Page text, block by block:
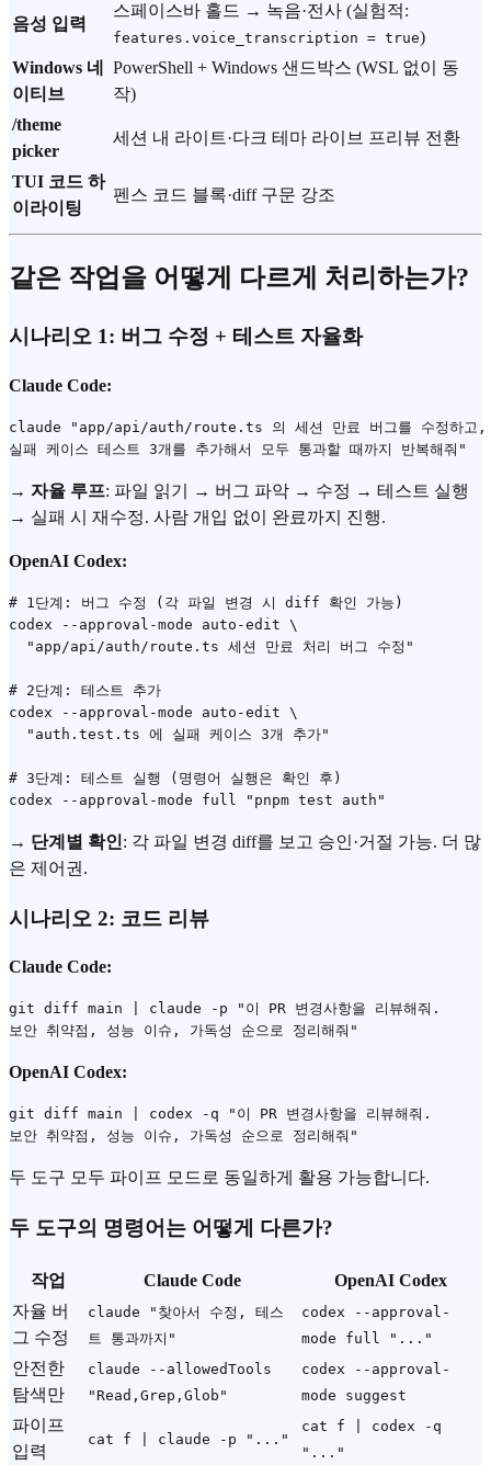
음성 입력
스페이스바 홀드 → 녹음·전사 (실험적:
features.voice_transcription = true)
Windows 네
이티브
PowerShell + Windows 샌드박스 (WSL 없이 동
작)
/theme
picker
세션 내 라이트·다크 테마 라이브 프리뷰 전환
TUI 코드 하
이라이팅
펜스 코드 블록·diff 구문 강조
같은 작업을 어떻게 다르게 처리하는가?
시나리오 1: 버그 수정 + 테스트 자율화
Claude Code:
claude "app/api/auth/route.ts 의 세션 만료 버그를 수정하고,
→ 자율 루프: 파일 읽기 → 버그 파악 → 수정 → 테스트 실행
→ 실패 시 재수정. 사람 개입 없이 완료까지 진행.
OpenAI Codex:
# 1단계: 버그 수정 (각 파일 변경 시 diff 확인 가능)
codex --approval-mode auto-edit \
  "app/api/auth/route.ts 세션 만료 처리 버그 수정"
# 2단계: 테스트 추가
codex --approval-mode auto-edit \
  "auth.test.ts 에 실패 케이스 3개 추가"
# 3단계: 테스트 실행 (명령어 실행은 확인 후)
→ 단계별 확인: 각 파일 변경 diff를 보고 승인·거절 가능. 더 많
은 제어권.
시나리오 2: 코드 리뷰
Claude Code:
git diff main | claude -p "이 PR 변경사항을 리뷰해줘.
OpenAI Codex:
git diff main | codex -q "이 PR 변경사항을 리뷰해줘.
두 도구 모두 파이프 모드로 동일하게 활용 가능합니다.
두 도구의 명령어는 어떻게 다른가?
작업 Claude Code
OpenAI Codex
자율 버
그 수정
claude "찾아서 수정, 테스
트 통과까지"
codex --approval-
mode full "..."
안전한
탐색만
claude --allowedTools
"Read,Grep,Glob"
codex --approval-
mode suggest
파이프
입력
cat f | claude -p "..."
cat f | codex -q
"..."